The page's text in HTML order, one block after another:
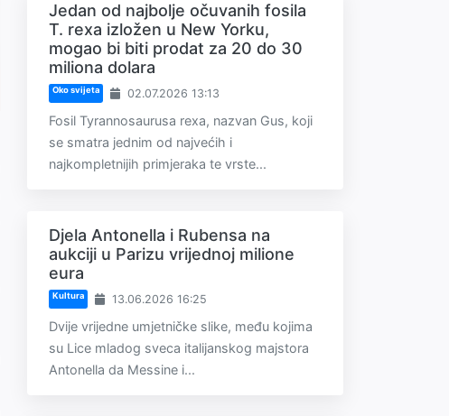
Jedan od najbolje očuvanih fosila
T. rexa izložen u New Yorku,
mogao bi biti prodat za 20 do 30
miliona dolara
Oko svijeta 02.07.2026 13:13
Fosil Tyrannosaurusa rexa, nazvan Gus, koji
se smatra jednim od najvećih i
najkompletnijih primjeraka te vrste...
Djela Antonella i Rubensa na
aukciji u Parizu vrijednoj milione
eura
Kultura 13.06.2026 16:25
Dvije vrijedne umjetničke slike, među kojima
su Lice mladog sveca italijanskog majstora
Antonella da Messine i...